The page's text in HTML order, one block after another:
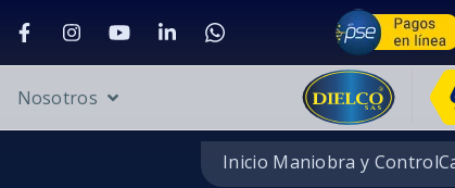
Nosotros
Inicio Maniobra y Control